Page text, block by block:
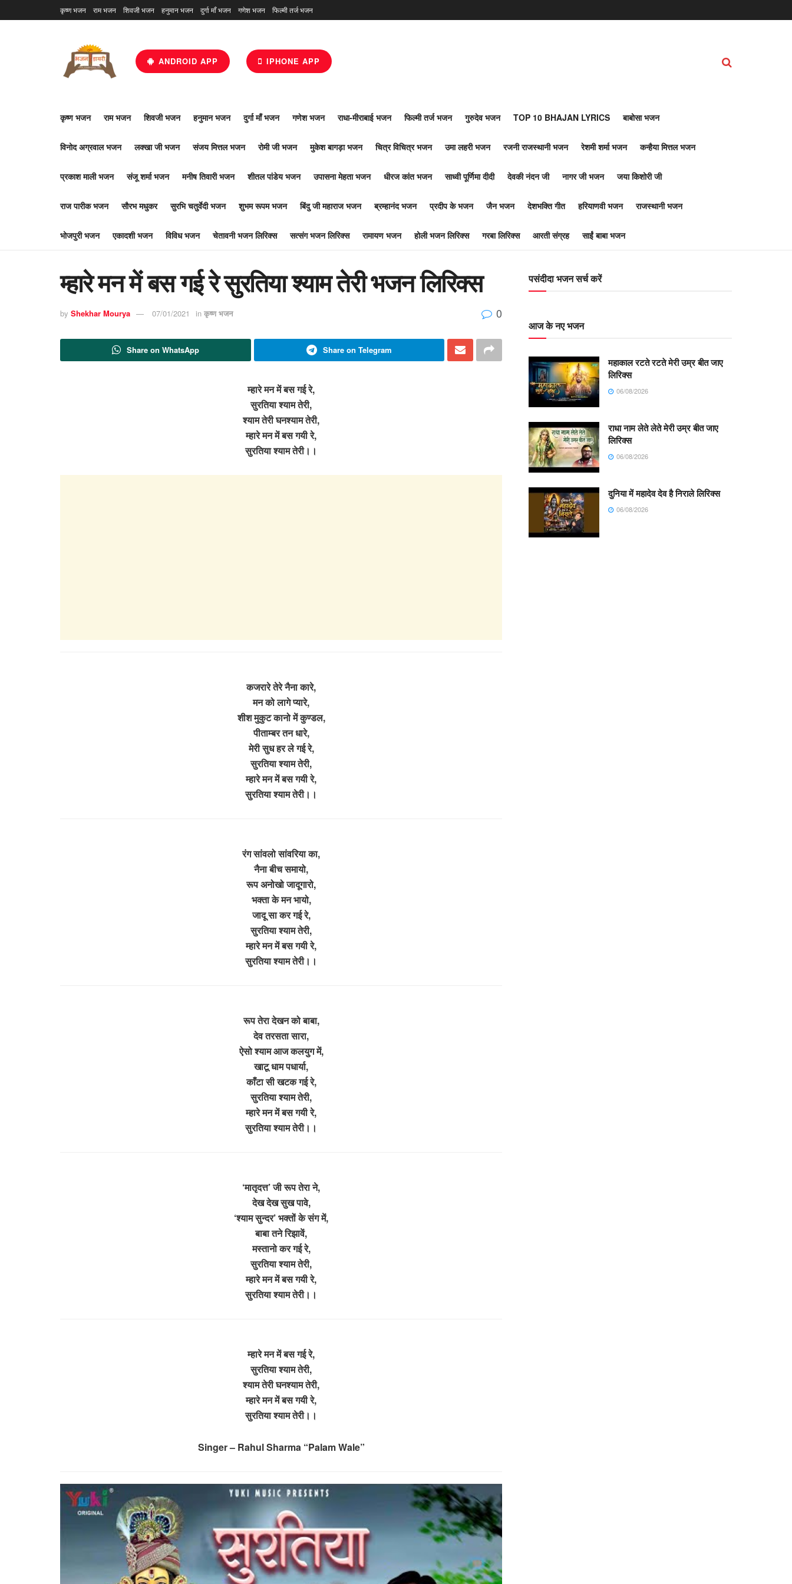
कृष्ण भजन राम भजन शिवजी भजन हनुमान भजन दुर्गा माँ भजन गणेश भजन फिल्मी तर्ज भजन
ANDROID APP IPHONE APP
कृष्ण भजन राम भजन शिवजी भजन हनुमान भजन दुर्गा माँ भजन गणेश भजन राधा-मीराबाई भजन फिल्मी तर्ज भजन गुरुदेव भजन TOP 10 BHAJAN LYRICS बाबोसा भजन
विनोद अग्रवाल भजन लक्खा जी भजन संजय मित्तल भजन रोमी जी भजन मुकेश बागड़ा भजन चित्र विचित्र भजन उमा लहरी भजन रजनी राजस्थानी भजन रेशमी शर्मा भजन कन्हैया मित्तल भजन
प्रकाश माली भजन संजू शर्मा भजन मनीष तिवारी भजन शीतल पांडेय भजन उपासना मेहता भजन धीरज कांत भजन साध्वी पूर्णिमा दीदी देवकी नंदन जी नागर जी भजन जया किशोरी जी
राज पारीक भजन सौरभ मधुकर सुरभि चतुर्वेदी भजन शुभम रूपम भजन बिंदु जी महाराज भजन ब्रम्हानंद भजन प्रदीप के भजन जैन भजन देशभक्ति गीत हरियाणवी भजन राजस्थानी भजन
भोजपुरी भजन एकादशी भजन विविध भजन चेतावनी भजन लिरिक्स सत्संग भजन लिरिक्स रामायण भजन होली भजन लिरिक्स गरबा लिरिक्स आरती संग्रह साईं बाबा भजन
म्हारे मन में बस गई रे सुरतिया श्याम तेरी भजन लिरिक्स
by Shekhar Mourya 07/01/2021 in कृष्ण भजन 0
Share on WhatsApp Share on Telegram
म्हारे मन में बस गई रे,
सुरतिया श्याम तेरी,
श्याम तेरी घनश्याम तेरी,
म्हारे मन में बस गयी रे,
सुरतिया श्याम तेरी।।
कजरारे तेरे नैना कारे,
मन को लागे प्यारे,
शीश मुकुट कानो में कुण्डल,
पीताम्बर तन धारे,
मेरी सुध हर ले गई रे,
सुरतिया श्याम तेरी,
म्हारे मन में बस गयी रे,
सुरतिया श्याम तेरी।।
रंग सांवलो सांवरिया का,
नैना बीच समायो,
रूप अनोखो जादूगारो,
भक्ता के मन भायो,
जादू सा कर गई रे,
सुरतिया श्याम तेरी,
म्हारे मन में बस गयी रे,
सुरतिया श्याम तेरी।।
रूप तेरा देखन को बाबा,
देव तरसता सारा,
ऐसो श्याम आज कलयुग में,
खाटू धाम पधार्या,
काँटा सी खटक गई रे,
सुरतिया श्याम तेरी,
म्हारे मन में बस गयी रे,
सुरतिया श्याम तेरी।।
‘मातृदत्त’ जी रूप तेरा ने,
देख देख सुख पावे,
‘श्याम सुन्दर’ भक्तों के संग में,
बाबा तने रिझावें,
मस्तानो कर गई रे,
सुरतिया श्याम तेरी,
म्हारे मन में बस गयी रे,
सुरतिया श्याम तेरी।।
म्हारे मन में बस गई रे,
सुरतिया श्याम तेरी,
श्याम तेरी घनश्याम तेरी,
म्हारे मन में बस गयी रे,
सुरतिया श्याम तेरी।।
Singer – Rahul Sharma “Palam Wale”
पसंदीदा भजन सर्च करें
आज के नए भजन
महाकाल रटते रटते मेरी उम्र बीत जाए
लिरिक्स
06/08/2026
राधा नाम लेते लेते मेरी उम्र बीत जाए
लिरिक्स
06/08/2026
दुनिया में महादेव देव है निराले लिरिक्स
06/08/2026